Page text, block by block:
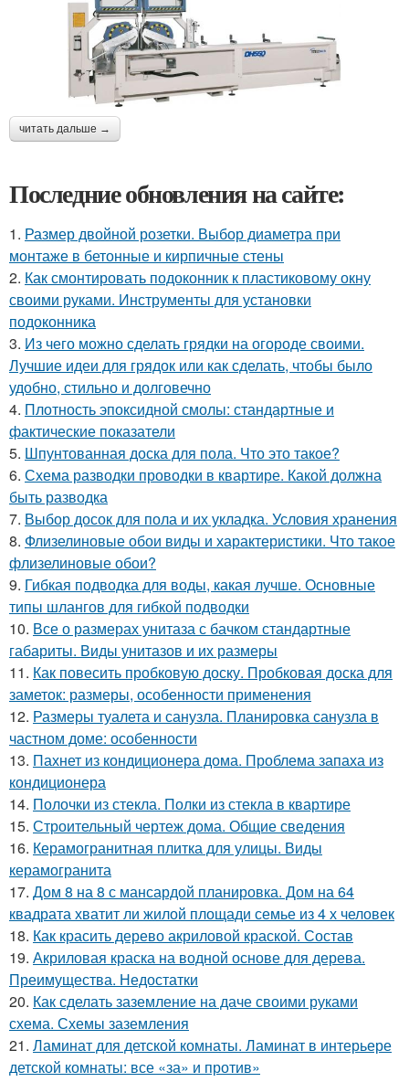
читать дальше →
Последние обновления на сайте:
1. Размер двойной розетки. Выбор диаметра при
монтаже в бетонные и кирпичные стены
2. Как смонтировать подоконник к пластиковому окну
своими руками. Инструменты для установки
подоконника
3. Из чего можно сделать грядки на огороде своими.
Лучшие идеи для грядок или как сделать, чтобы было
удобно, стильно и долговечно
4. Плотность эпоксидной смолы: стандартные и
фактические показатели
5. Шпунтованная доска для пола. Что это такое?
6. Схема разводки проводки в квартире. Какой должна
быть разводка
7. Выбор досок для пола и их укладка. Условия хранения
8. Флизелиновые обои виды и характеристики. Что такое
флизелиновые обои?
9. Гибкая подводка для воды, какая лучше. Основные
типы шлангов для гибкой подводки
10. Все о размерах унитаза с бачком стандартные
габариты. Виды унитазов и их размеры
11. Как повесить пробковую доску. Пробковая доска для
заметок: размеры, особенности применения
12. Размеры туалета и санузла. Планировка санузла в
частном доме: особенности
13. Пахнет из кондиционера дома. Проблема запаха из
кондиционера
14. Полочки из стекла. Полки из стекла в квартире
15. Строительный чертеж дома. Общие сведения
16. Керамогранитная плитка для улицы. Виды
керамогранита
17. Дом 8 на 8 с мансардой планировка. Дом на 64
квадрата хватит ли жилой площади семье из 4 х человек
18. Как красить дерево акриловой краской. Состав
19. Акриловая краска на водной основе для дерева.
Преимущества. Недостатки
20. Как сделать заземление на даче своими руками
схема. Схемы заземления
21. Ламинат для детской комнаты. Ламинат в интерьере
детской комнаты: все «за» и против»